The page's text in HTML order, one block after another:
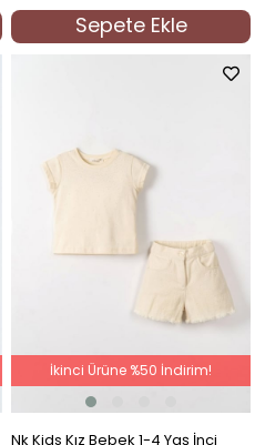
Sepete Ekle
Nk Kids Kız Bebek 1-4 Yaş İnci
İkinci Ürüne %50 İndirim!